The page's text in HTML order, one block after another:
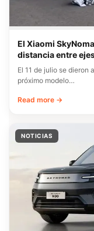
El Xiaomi
distancia entre
El 11 de julio se dieron
próximo modelo…
Read more →
NOTICIAS